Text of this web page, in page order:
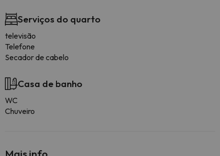
Serviços do quarto
televisão
Telefone
Secador de cabelo
Casa de banho
WC
Chuveiro